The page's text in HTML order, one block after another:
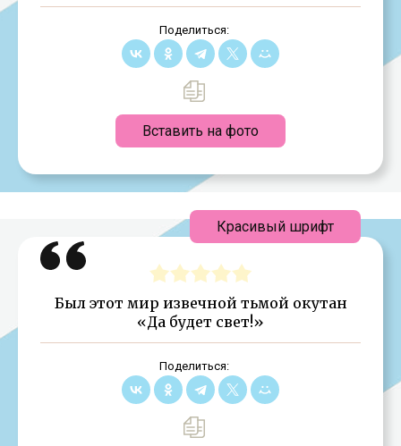
Поделиться:
Вставить на фото
Был этот мир извечной тьмой окутан
«Да будет свет!»
Поделиться:
Красивый шрифт